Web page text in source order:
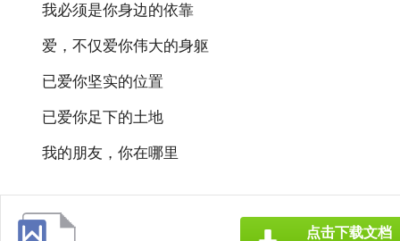
我必须是你身边的依靠
爱，不仅爱你伟大的身躯
已爱你坚实的位置
已爱你足下的土地
我的朋友，你在哪里
点击下载文档